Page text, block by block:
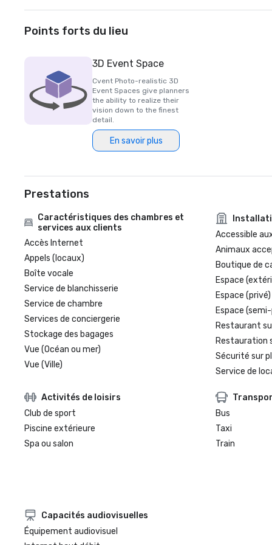
Points forts du lieu
3D Event Space
Cvent Photo-realistic 3D
Event Spaces give planners
the ability to realize their
vision down to the finest
detail.
En savoir plus
Prestations
Caractéristiques des chambres et
services aux clients
Accès Internet
Appels (locaux)
Boîte vocale
Service de blanchisserie
Service de chambre
Services de conciergerie
Stockage des bagages
Vue (Océan ou mer)
Vue (Ville)
Accessible
Animaux
Boutique de
Espace
Espace (privé)
Espace
Restaurant
Restauration
Sécurité sur
Service de
Activités de loisirs
Club de sport
Piscine extérieure
Spa ou salon
Bus
Taxi
Train
Capacités audiovisuelles
Équipement audiovisuel